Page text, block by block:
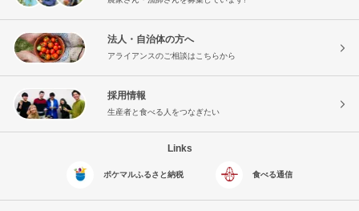
法人・自治体の方へ
アライアンスのご相談はこちらから
採用情報
生産者と食べる人をつなぎたい
Links
ポケマルふるさと納税 食べる通信